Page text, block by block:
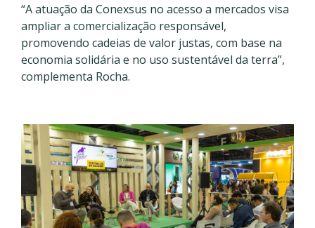
“A atuação da Conexsus no acesso a mercados visa
ampliar a comercialização responsável,
promovendo cadeias de valor justas, com base na
economia solidária e no uso sustentável da terra”,
complementa Rocha.